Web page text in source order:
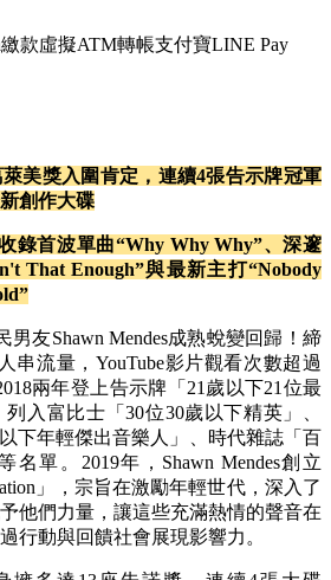
款虛擬ATM轉帳支付寶LINE Pay
美獎入圍肯定，連續4張告示牌冠軍
創作大碟
錄首波單曲“Why Why Why”、深邃
That Enough”與最新主打“Nobody
友Shawn Mendes成熟蛻變回歸！締
串流量，YouTube影片觀看次數超過
兩年登上告示牌「21歲以下21位最
入富比士「30位30歲以下精英」、
下年輕傑出音樂人」、時代雜誌「百
單。2019年，Shawn Mendes創立
」，宗旨在激勵年輕世代，深入了
他們力量，讓這些充滿熱情的聲音在
行動與回饋社會展現影響力。